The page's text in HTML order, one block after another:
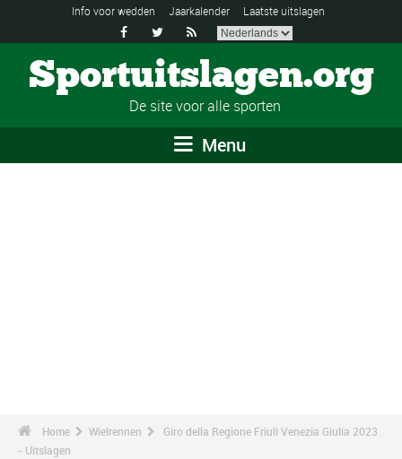
Info voor wedden Jaarkalender Laatste uitslagen
  
Sportuitslagen.org
De site voor alle sporten
Menu
Home Wielrennen
Giro della Regione Friuli Venezia Giulia 2023
- Uitslagen